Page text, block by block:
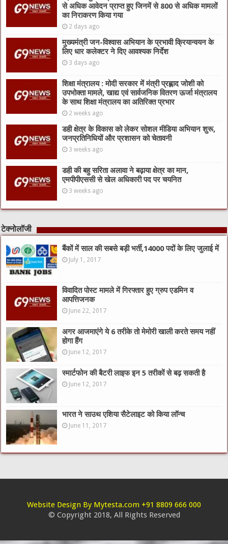
से अधिक आवेदन प्राप्त हुए जिनमें से 800 से अधिक मामलों
का निराकरण किया गया
2 days ago
मुख्यमंत्री जन-विश्वास अभियान के प्रभावी क्रियान्वयन के
लिए धार कलेक्टर ने दिए आवश्यक निर्देश
3 days ago
शिक्षा मंत्रालय : मोदी सरकार में मंत्री प्रह्लाद जोशी को
उपभोक्ता मामले, खाद्य एवं सार्वजनिक वितरण ऊर्जा मंत्रालय
के साथ शिक्षा मंत्रालय का अतिरिक्त प्रभार
2 weeks ago
डही क्षेत्र के विकास को लेकर सोशल मीडिया अभियान शुरू,
जनप्रतिनिधियों और प्रशासन को चेतावनी
3 weeks ago
डही की बहु सरिता अलावा ने बढ़ाया क्षेत्र का मान,
एमपीपीएससी से खेल अधिकारी पद पर चयनित
3 weeks ago
टेक्नोलॉजी
बैंकों में साल की सबसे बड़ी भर्ती,14000 पदों के लिए जुलाई में
July 1, 2017
विवादित पोस्ट मामले में गिरफ्तार हुए ग्रुप एडमिन व
आपत्तिजनक
June 22, 2017
अगर आजमाएंगे ये 6 तरीके तो मेमोरी खाली करते समय नहीं
होगा हैंग
June 12, 2017
स्मार्टफोन की बैटरी लाइफ इन 5 तरीकों से बढ़ सकती है
June 12, 2017
भारत ने साउथ एशिया सैटेलाइट को किया लॉन्च
June 11, 2017
Website Design By Mytesta.com +91 8809 666 000
© Copyright 2018, All Rights Reserved